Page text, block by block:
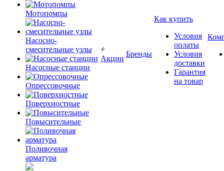
Мотопомпы
Насосно-
смесительные узлы
Насосные станции
Опрессовочные
Поверхностные
Повысительные
Поливочная
арматура
Акции
Бренды
Как купить
Условия
оплаты
Условия
доставки
Гарантия
на товар